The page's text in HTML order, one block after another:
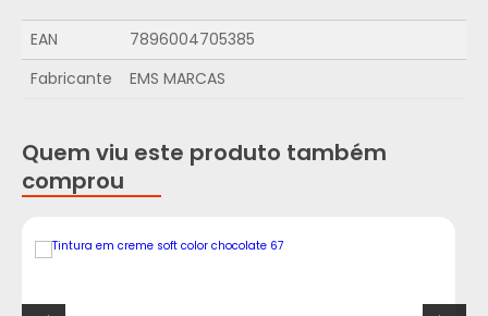
EAN
7896004705385
Fabricante
EMS MARCAS
Quem viu este produto também
comprou